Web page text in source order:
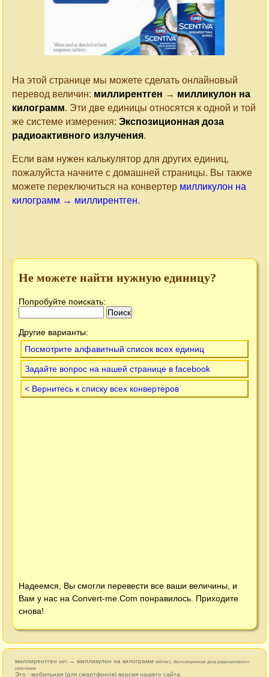
На этой странице мы можете сделать онлайновый
перевод величин: миллирентген → милликулон на
килограмм. Эти две единицы относятся к одной и той
же системе измерения: Экспозиционная доза
радиоактивного излучения.
Если вам нужен калькулятор для других единиц,
пожалуйста начните с домашней страницы. Вы также
можете переключиться на конвертер милликулон на
килограмм → миллирентген.
Не можете найти нужную единицу?
Попробуйте поискать:
Другие варианты:
Посмотрите алфавитный список всех единиц
Задайте вопрос на нашей странице в facebook
< Вернитесь к списку всех конвертеров
Надеемся, Вы смогли перевести все ваши величины, и
Вам у нас на Convert-me.Com понравилось. Приходите
снова!
миллирентген (мР) → милликулон на килограмм (мКл/кг), Экспозиционная доза радиоактивного
излучения
Это - мобильная (для смартфонов) версия нашего сайта.